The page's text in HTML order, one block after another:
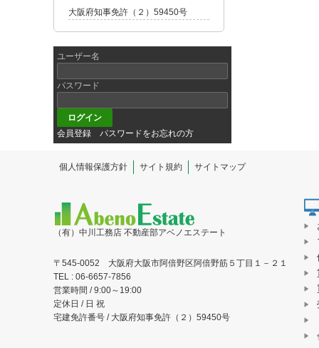
大阪府知事免許（２）59450号
ユーザー名
パスワード
会員登録 パスワードをお忘れの方
個人情報保護方針 サイト規約 サイトマップ
（有）中川工務店 不動産部アベノエステート
〒545-0052 大阪府大阪市阿倍野区阿倍野筋５丁目１－２１
TEL : 06-6657-7856
営業時間 / 9:00～19:00
定休日 / 日 祝
宅建免許番号 / 大阪府知事免許（２）59450号